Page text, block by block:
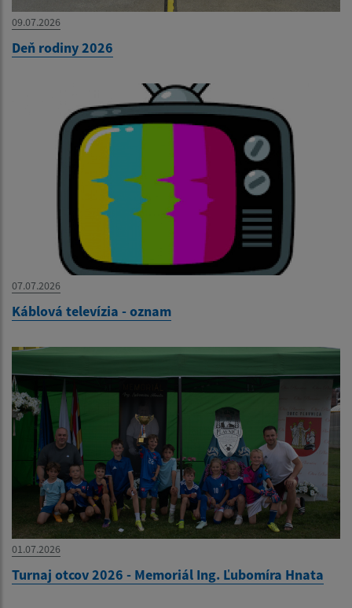
09.07.2026
Deň rodiny 2026
07.07.2026
Káblová televízia - oznam
01.07.2026
Turnaj otcov 2026 - Memoriál Ing. Ľubomíra Hnata